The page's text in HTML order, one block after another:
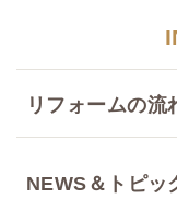
リフォームの
NEWS＆トピッ